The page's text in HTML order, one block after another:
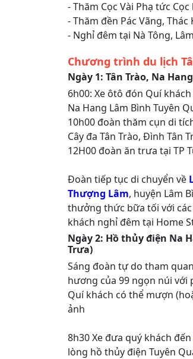
- Thăm Cọc Vài Phạ tức
- Thăm đền Pác Vãng, Thác
- Nghỉ đêm tại Nà Tông,
Chương trình du lịch
Ngày 1: Tân Trào, Na
6h00: Xe ôtô đón Quí
Na Hang Lâm Bình Tuyên
10h00 đoàn thăm cụn di
Cây đa Tân Trào, Đình Tân
12H00 đoàn ăn trưa tại TP
Đoàn tiếp tục di chuyển về
Thượng Lâm, huyện Lâm
thưởng thức bữa tối với
khách nghỉ đêm tại Home
Ngày 2: Hồ thủy điện Na
Trưa)
Sáng đoàn tự do tham
hương của 99 ngọn núi với
Quí khách có thể mượn
ảnh
8h30 Xe đưa quý khách đến
lòng hồ thủy điện Tuyên